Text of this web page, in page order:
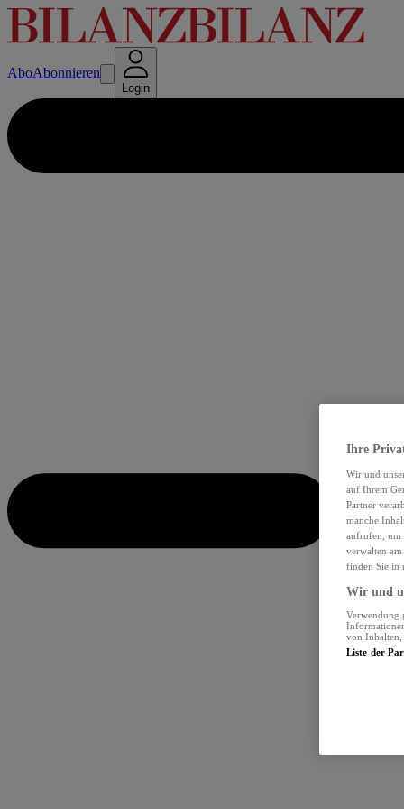
AboAbonnieren
Login
Ihre
Wir und
auf Ihrem
Partner
manche
aufrufen, um
verwalten
finden Sie in
Wir und
Verwendung
von Inhalten,
Liste der